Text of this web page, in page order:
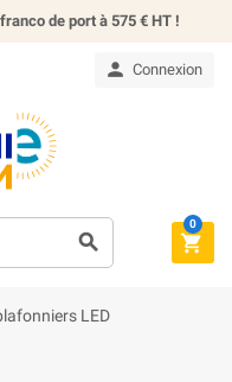
franco de port à 575 € HT !
 Connexion
 
0
LED